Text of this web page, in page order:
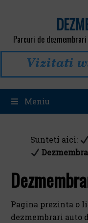
Parcuri de
Meniu
Sunteti aici:
Pagina prezinta o
dezmembrari auto